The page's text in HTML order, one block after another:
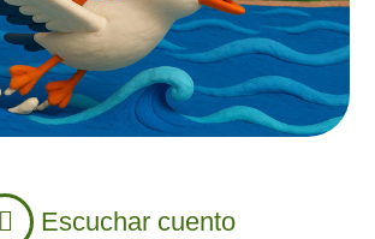
Escuchar cuento